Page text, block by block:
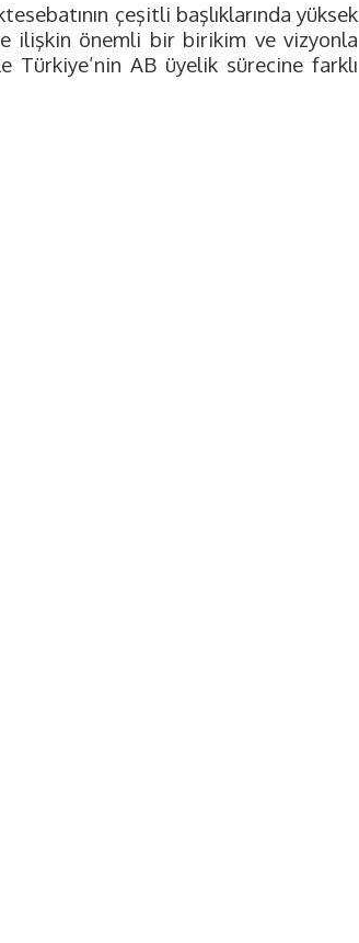
çeşitli başlıklarında yüksek
ilişkin önemli bir birikim ve vizyonla
AB üyelik sürecine farklı